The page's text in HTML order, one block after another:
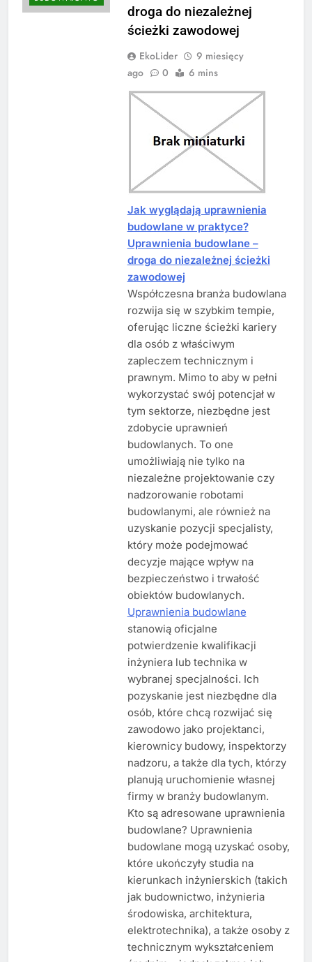
droga do niezależnej
ścieżki zawodowej
EkoLider
9 miesięcy
ago
0 6 mins
Jak wyglądają uprawnienia
budowlane w praktyce?
Uprawnienia budowlane –
droga do niezależnej ścieżki
zawodowej
Współczesna branża budowlana
rozwija się w szybkim tempie,
oferując liczne ścieżki kariery
dla osób z właściwym
zapleczem technicznym i
prawnym. Mimo to aby w pełni
wykorzystać swój potencjał w
tym sektorze, niezbędne jest
zdobycie uprawnień
budowlanych. To one
umożliwiają nie tylko na
niezależne projektowanie czy
nadzorowanie robotami
budowlanymi, ale również na
uzyskanie pozycji specjalisty,
który może podejmować
decyzje mające wpływ na
bezpieczeństwo i trwałość
obiektów budowlanych.
Uprawnienia budowlane
stanowią oficjalne
potwierdzenie kwalifikacji
inżyniera lub technika w
wybranej specjalności. Ich
pozyskanie jest niezbędne dla
osób, które chcą rozwijać się
zawodowo jako projektanci,
kierownicy budowy, inspektorzy
nadzoru, a także dla tych, którzy
planują uruchomienie własnej
firmy w branży budowlanym.
Kto są adresowane uprawnienia
budowlane? Uprawnienia
budowlane mogą uzyskać osoby,
które ukończyły studia na
kierunkach inżynierskich (takich
jak budownictwo, inżynieria
środowiska, architektura,
elektrotechnika), a także osoby z
technicznym wykształceniem